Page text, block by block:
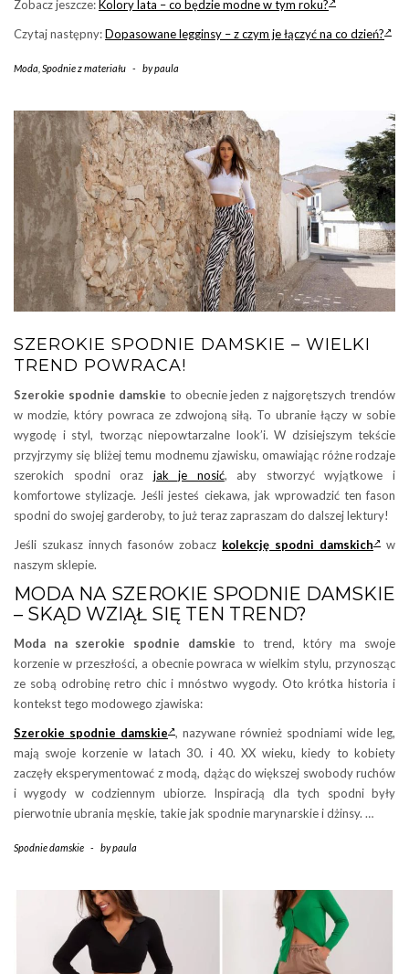
Zobacz jeszcze: Kolory lata – co będzie modne w tym roku?
Czytaj następny:Dopasowane legginsy – z czym je łączyć na co dzień?
Moda Spodnie z materiału - bypaula
SZEROKIE SPODNIE DAMSKIE – WIELKI
TREND POWRACA!
Szerokie spodnie damskie to obecnie jeden z najgorętszych trendów
w modzie, który powraca ze zdwojoną siłą. To ubranie łączy w sobie
wygodę i styl, tworząc niepowtarzalne look’i. W dzisiejszym tekście
przyjrzymy się bliżej temu modnemu zjawisku, omawiając różne rodzaje
szerokich spodni oraz jak je nosić, aby stworzyć wyjątkowe i
komfortowe stylizacje. Jeśli jesteś ciekawa, jak wprowadzić ten fason
spodni do swojej garderoby, to już teraz zapraszam do dalszej lektury!
Jeśli szukasz innych fasonów zobacz kolekcję spodni damskich
w
naszym sklepie.
MODA NA SZEROKIE SPODNIE DAMSKIE
– SKĄD WZIĄŁ SIĘ TEN TREND?
Moda na szerokie spodnie damskie to trend, który ma swoje
korzenie w przeszłości, a obecnie powraca w wielkim stylu, przynosząc
ze sobą odrobinę retro chic i mnóstwo wygody. Oto krótka historia i
kontekst tego modowego zjawiska:
Szerokie spodnie damskie , nazywane również spodniami wide leg,
mają swoje korzenie w latach 30. i 40. XX wieku, kiedy to kobiety
zaczęły eksperymentować z modą, dążąc do większej swobody ruchów
i wygody w codziennym ubiorze. Inspiracją dla tych spodni były
pierwotnie ubrania męskie, takie jak spodnie marynarskie i dżinsy. …
Spodnie damskie - bypaula